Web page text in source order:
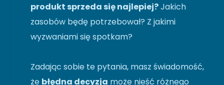
produkt sprzeda się najlepiej?Jakich
zasobów będę potrzebował? Z jakimi
wyzwaniami się spotkam?
Zadając sobie te pytania, masz świadomość,
że błędna decyzja może nieść różnego